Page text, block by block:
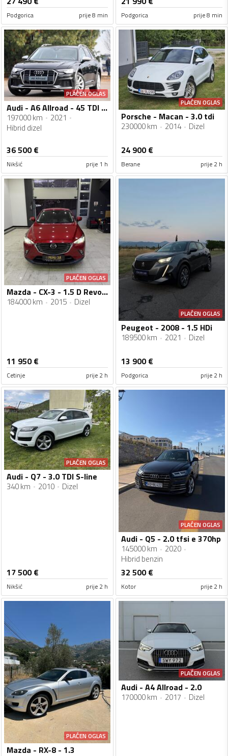
Podgorica prije 8 min Podgorica prije 8 min
PLAĆEN OGLAS
Audi - A6 Allroad - 45 TDI ALLROAD MILD HYBRID
197000 km
2021
Hibrid dizel
36 500€
Nikšić prije 1 h
PLAĆEN OGLAS
Porsche - Macan - 3.0 tdi
230000 km 2014 Dizel
24 900€
Berane prije 2 h
PLAĆEN OGLAS
Mazda - CX-3 - 1.5 D Revolution Top
184000 km 2015 Dizel
11 950€
Cetinje prije 2 h
PLAĆEN OGLAS
Peugeot - 2008 - 1.5 HDi
189500 km 2021 Dizel
13 900€
Podgorica prije 2 h
PLAĆEN OGLAS
Audi - Q7 - 3.0 TDI S-line
340 km 2010 Dizel
17 500€
Nikšić prije 2 h
PLAĆEN OGLAS
Audi - Q5 - 2.0 tfsi e 370hp
145000 km
2020
Hibrid benzin
32 500€
Kotor prije 2 h
PLAĆEN OGLAS
Mazda - RX-8 - 1.3
PLAĆEN OGLAS
Audi - A4 Allroad - 2.0
170000 km 2017 Dizel